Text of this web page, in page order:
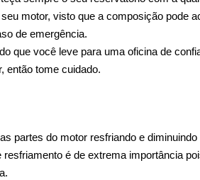
motor, visto que a composição pode
de emergência.
que você leve para uma oficina de
então tome cuidado.
partes do motor resfriando e
é de extrema importância